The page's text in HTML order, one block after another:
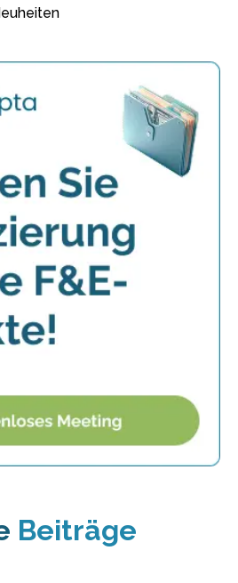
Beiträge